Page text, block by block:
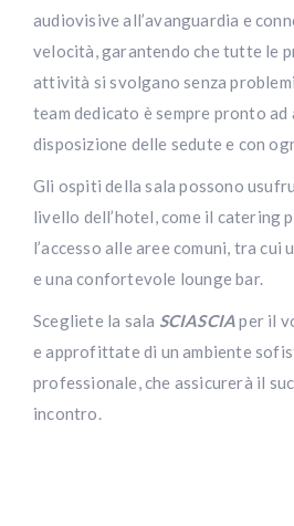
audiovisive all’avanguardia e
velocità, garantendo che tutte le
attività si svolgano senza
team dedicato è sempre pronto
disposizione delle sedute e con
Gli ospiti della sala possono
livello dell’hotel, come il catering
l’accesso alle aree comuni, tra
e una confortevole lounge bar.
Scegliete la sala SCIASCIAper il
e approfittate di un ambiente
professionale, che assicurerà il
incontro.